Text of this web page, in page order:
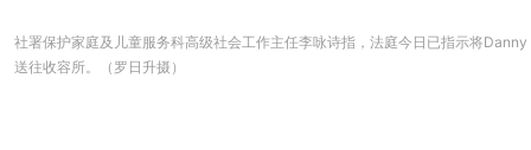
社署保护家庭及儿童服务科高级社会工作主任李咏诗指，法庭今日已指示将Danny
送往收容所。（罗日升摄）